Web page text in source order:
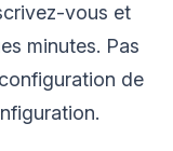
vous et
minutes. Pas
de